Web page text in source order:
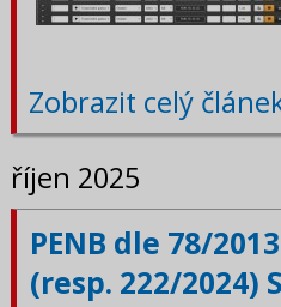
Zobrazit celý
říjen 2025
PENB dle 78/
(resp. 222/2024)